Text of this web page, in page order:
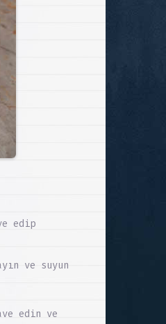
edip
ve suyun
edin ve